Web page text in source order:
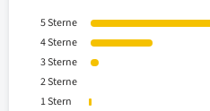
5Sterne
4Sterne
3Sterne
2Sterne
1Stern